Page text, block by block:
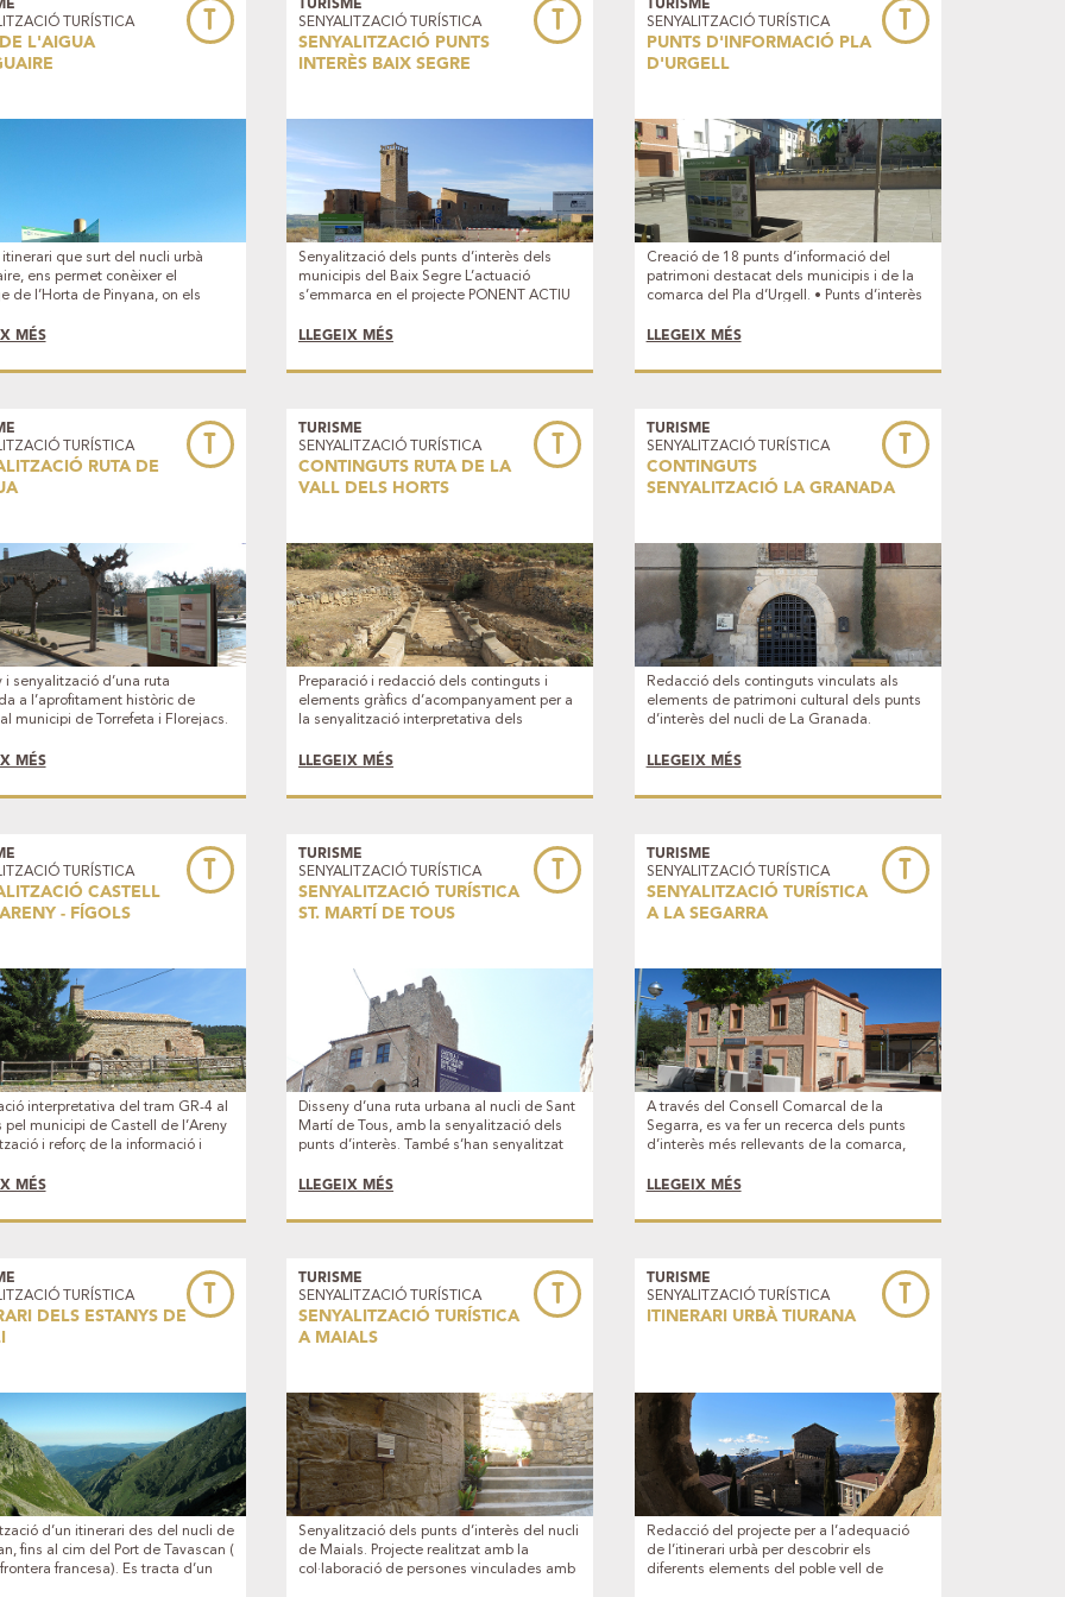
T
TURÍSTICA
DE L'AIGUA
que surt del nucli urbà
ens permet conèixer el
de l’Horta de Pinyana, on els
elements patrimonials
Pinyana, el Canal de Pinyana (
Ribagorçana.
MÉS
T
TURISME
SENYALITZACIÓ TURÍSTICA
SENYALITZACIÓ PUNTS
INTERÈS BAIX SEGRE
Senyalització dels punts d’interès dels
municipis del Baix Segre L’actuació
s’emmarca en el projecte PONENT ACTIU
ajut FEDER, i en col•laboració amb el
municipis de Torres de Segre, Soses,
Centre d’Estudis Comarcals del Segrià.
LLEGEIX MÉS
T
TURISME
SENYALITZACIÓ TURÍSTICA
PUNTS D'INFORMACIÓ PLA
D'URGELL
Creació de 18 punts d’informació del
patrimoni destacat dels municipis i de la
comarca del Pla d’Urgell. • Punts d’interès
d’Urgell • La Serra • Rutes PONENT ACTIU
PONENT ACTIU que promou la Diputació
Pla d’Urgell, i els municipis de Barbens,
Bell-lloc d'Urgell, Bellvís, Castellnou de
Seana, Fondarella, Golmés, Ivars d'Urgell,
Linyola, Miralcamp, Mollerussa, Palau
LLEGEIX MÉS
T
TURÍSTICA
RUTA DE
i senyalització d’una ruta
a l’aprofitament històric de
municipi de Torrefeta i Florejacs.
MÉS
T
TURISME
SENYALITZACIÓ TURÍSTICA
CONTINGUTS RUTA DE LA
VALL DELS HORTS
Preparació i redacció dels continguts i
elements gràfics d’acompanyament per a
la senyalització interpretativa dels
dels Horts, ubicada entre Maials i
qual conèixer diferents elements
LLEGEIX MÉS
T
TURISME
SENYALITZACIÓ TURÍSTICA
CONTINGUTS
SENYALITZACIÓ LA GRANADA
Redacció dels continguts vinculats als
elements de patrimoni cultural dels punts
d’interès del nucli de La Granada.
LLEGEIX MÉS
T
TURÍSTICA
CASTELL
- FÍGOLS
interpretativa del tram GR-4 al
pel municipi de Castell de l’Areny
i reforç de la informació i
a Ensija per la font dels cóms.
MÉS
T
TURISME
SENYALITZACIÓ TURÍSTICA
SENYALITZACIÓ TURÍSTICA
ST. MARTÍ DE TOUS
Disseny d’una ruta urbana al nucli de Sant
Martí de Tous, amb la senyalització dels
punts d’interès. També s’han senyalitzat
Sentfores i la Fou
LLEGEIX MÉS
T
TURISME
SENYALITZACIÓ TURÍSTICA
SENYALITZACIÓ TURÍSTICA
A LA SEGARRA
A través del Consell Comarcal de la
Segarra, es va fer un recerca dels punts
d’interès més rellevants de la comarca,
interpretativa. Es va incloure un element
LLEGEIX MÉS
T
TURÍSTICA
DELS ESTANYS DE
d’un itinerari des del nucli de
fins al cim del Port de Tavascan (
francesa). Es tracta d’un
T
TURISME
SENYALITZACIÓ TURÍSTICA
SENYALITZACIÓ TURÍSTICA
A MAIALS
Senyalització dels punts d’interès del nucli
de Maials. Projecte realitzat amb la
col·laboració de persones vinculades amb
T
TURISME
SENYALITZACIÓ TURÍSTICA
ITINERARI URBÀ TIURANA
Redacció del projecte per a l’adequació
de l’itinerari urbà per descobrir els
diferents elements del poble vell de